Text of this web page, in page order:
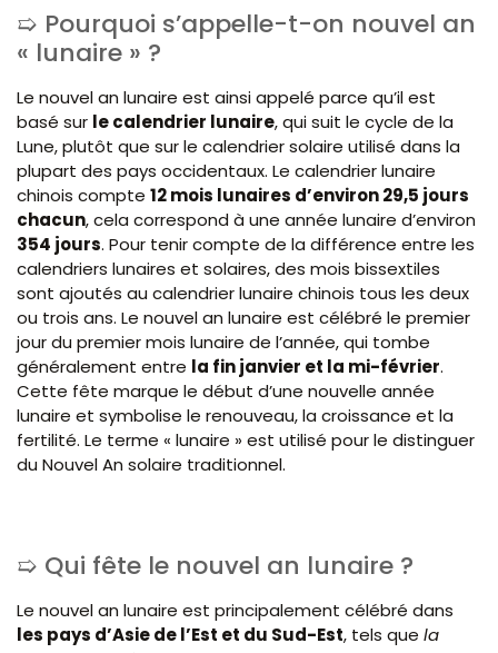
Pourquoi s’appelle-t-on nouvel an
« lunaire » ?
Le nouvel an lunaire est ainsi appelé parce qu’il est
basé sur le calendrier lunaire, qui suit le cycle de la
Lune, plutôt que sur le calendrier solaire utilisé dans la
plupart des pays occidentaux. Le calendrier lunaire
chinois compte 12 mois lunaires d’environ 29,5 jours
chacun, cela correspond à une année lunaire d’environ
354 jours. Pour tenir compte de la différence entre les
calendriers lunaires et solaires, des mois bissextiles
sont ajoutés au calendrier lunaire chinois tous les deux
ou trois ans. Le nouvel an lunaire est célébré le premier
jour du premier mois lunaire de l’année, qui tombe
généralement entre la fin janvier et la mi-février.
Cette fête marque le début d’une nouvelle année
lunaire et symbolise le renouveau, la croissance et la
fertilité. Le terme « lunaire » est utilisé pour le distinguer
du Nouvel An solaire traditionnel.
Qui fête le nouvel an lunaire ?
Le nouvel an lunaire est principalement célébré dans
les pays d’Asie de l’Est et du Sud-Est, tels que la